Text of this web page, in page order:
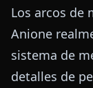
Los arcos de
Anione
sistema de
detalles de